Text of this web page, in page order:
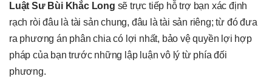
Luật Sư Bùi Khắc Long sẽ trực tiếp hỗ trợ bạn xác định
rạch ròi đâu là tài sản chung, đâu là tài sản riêng; từ đó đưa
ra phương án phân chia có lợi nhất, bảo vệ quyền lợi hợp
pháp của bạn trước những lập luận vô lý từ phía đối
phương.